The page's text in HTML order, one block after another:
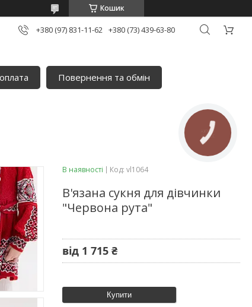
Кошик
+380 (97) 831-11-62 +380 (73) 439-63-80
Повернення та обмін
В наявності Код: vl1064
В'язана сукня для дівчинки
"Червона рута"
від 1 715 ₴
Купити
КНОПКА
ЗВ'ЯЗКУ